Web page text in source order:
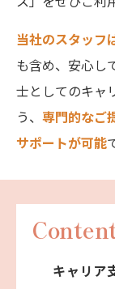
当社のスタッフ
も含め、安心し
士としてのキャ
う、 専門的なご
サポートが可能
キャリア